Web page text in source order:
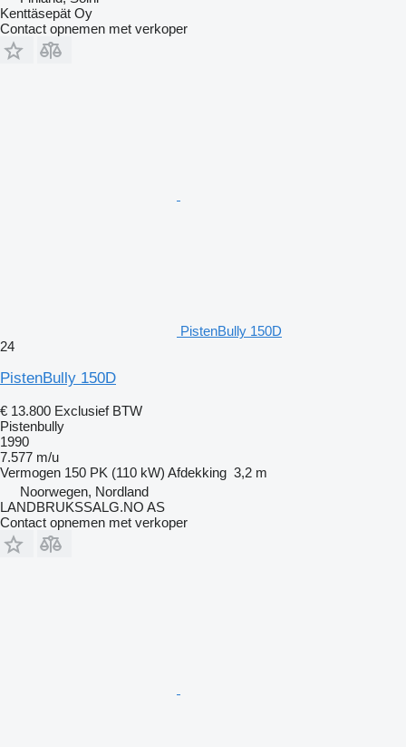
Kenttäsepät Oy
Contact opnemen met verkoper
PistenBully 150D
24
PistenBully 150D
€ 13.800 Exclusief BTW
Pistenbully
1990
7.577 m/u
Vermogen 150 PK (110 kW) Afdekking 3,2 m
Noorwegen, Nordland
LANDBRUKSSALG.NO AS
Contact opnemen met verkoper